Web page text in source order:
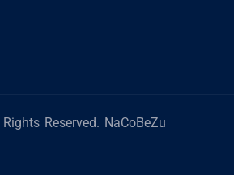
Reserved. NaCoBeZu